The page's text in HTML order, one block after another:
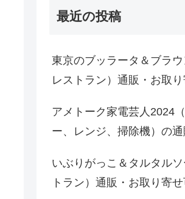
最近の投稿
東京のブッラータ＆ブラ
レストラン）通販・お取り
アメトーク家電芸人2024
ー、レンジ、掃除機）の
いぶりがっこ＆タルタル
トラン）通販・お取り寄せ